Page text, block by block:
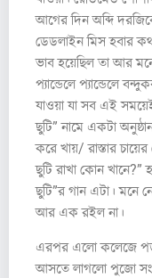
আগের দিন অব্দি
ডেডলাইন মিস হবার
ভাব হয়েছিল তা আর
প্যান্ডেলে প্যান্ডেলে
যাওয়া যা সব এই
ছুটি” নামে একটা
করে খায়/ রাস্তার
ছুটি রাখা কোন
ছুটি”র গান এটা।
আর এক রইল না।
এরপর এলো কলেজে
আসতে লাগলো পুজো